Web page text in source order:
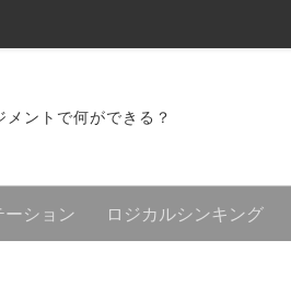
ントで何ができる？
ーション ロジカルシンキング